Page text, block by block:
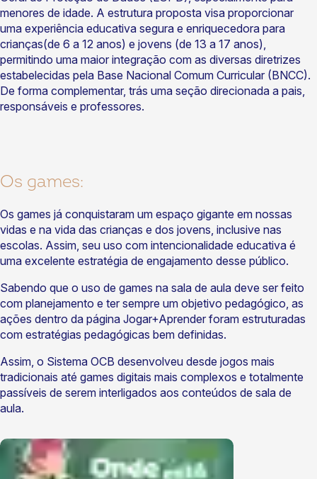
menores de idade. A estrutura proposta visa proporcionar
uma experiência educativa segura e enriquecedora para
crianças(de 6 a 12 anos) e jovens (de 13 a 17 anos),
permitindo uma maior integração com as diversas diretrizes
estabelecidas pela Base Nacional Comum Curricular (BNCC).
De forma complementar, trás uma seção direcionada a pais,
responsáveis e professores.
Os games:
Os games já conquistaram um espaço gigante em nossas
vidas e na vida das crianças e dos jovens, inclusive nas
escolas. Assim, seu uso com intencionalidade educativa é
uma excelente estratégia de engajamento desse público.
Sabendo que o uso de games na sala de aula deve ser feito
com planejamento e ter sempre um objetivo pedagógico, as
ações dentro da página Jogar+Aprender foram estruturadas
com estratégias pedagógicas bem definidas.
Assim, o Sistema OCB desenvolveu desde jogos mais
tradicionais até games digitais mais complexos e totalmente
passíveis de serem interligados aos conteúdos de sala de
aula.